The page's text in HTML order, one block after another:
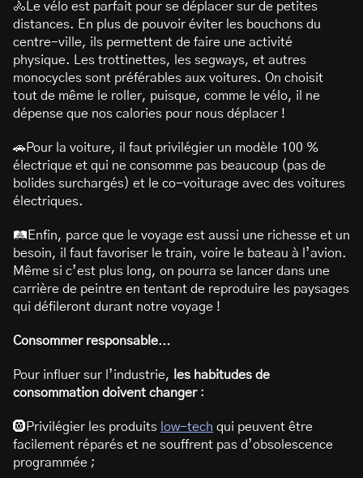
🚴Le vélo est parfait pour se déplacer sur de petites
distances. En plus de pouvoir éviter les bouchons du
centre-ville, ils permettent de faire une activité
physique. Les trottinettes, les segways, et autres
monocycles sont préférables aux voitures. On choisit
tout de même le roller, puisque, comme le vélo, il ne
dépense que nos calories pour nous déplacer !
🚗Pour la voiture, il faut privilégier un modèle 100 %
électrique et qui ne consomme pas beaucoup (pas de
bolides surchargés) et le co-voiturage avec des voitures
électriques.
🛤️Enfin, parce que le voyage est aussi une richesse et un
besoin, il faut favoriser le train, voire le bateau à l’avion.
Même si c’est plus long, on pourra se lancer dans une
carrière de peintre en tentant de reproduire les paysages
qui défileront durant notre voyage !
Consommer responsable…
Pour influer sur l’industrie,
les habitudes de
consommation doivent changer:
🛞Privilégier les produits low-tech qui peuvent être
facilement réparés et ne souffrent pas d’obsolescence
programmée ;